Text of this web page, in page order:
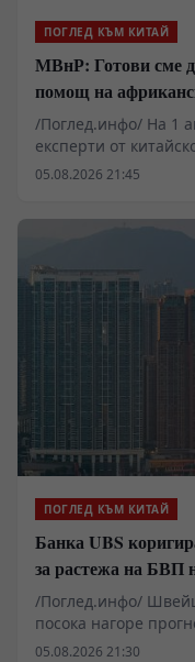
ПОГЛЕД КЪМ КИТАЙ
МВнР: Готови сме
помощ на
пандемията от
/Поглед.инфо/ На 1
експерти от
помогнат на
05.08.2026 21:45
ПОГЛЕД КЪМ КИТАЙ
Банка UBS
за растежа на БВП
/Поглед.инфо/
посока нагоре
растеж на Хонконг
05.08.2026 21:30